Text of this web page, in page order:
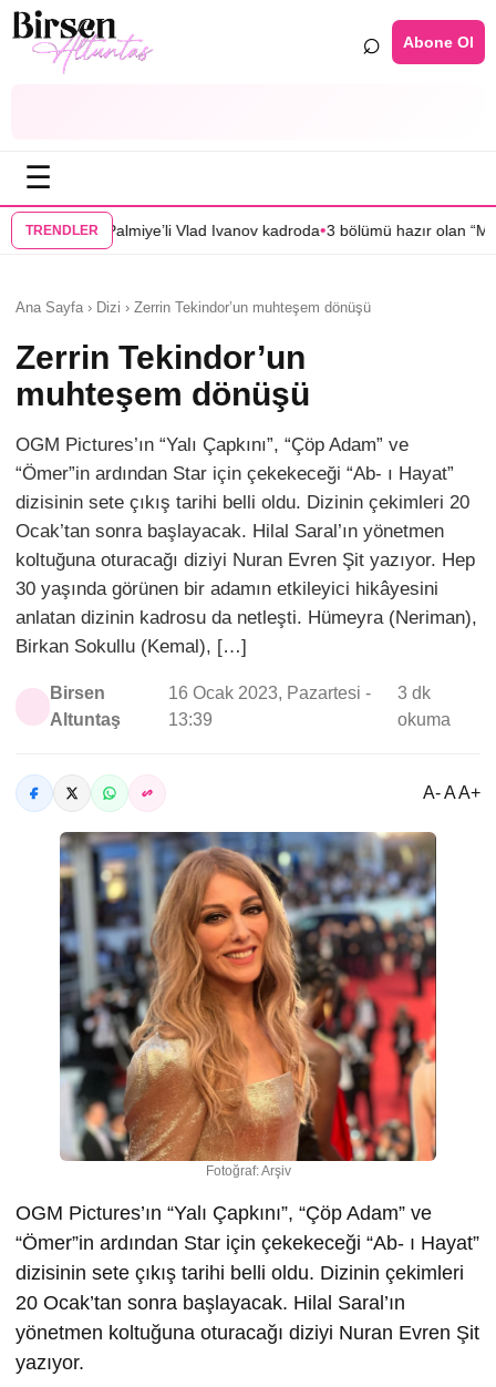
⌕ Abone Ol
☰
TRENDLER
Vlad Ivanov kadroda•3 bölümü hazır olan “Mercan Köşk”ün afişi
Ana Sayfa › Dizi › Zerrin Tekindor’un muhteşem dönüşü
Zerrin Tekindor’un
muhteşem dönüşü
OGM Pictures’ın “Yalı Çapkını”, “Çöp Adam” ve
“Ömer”in ardından Star için çekekeceği “Ab- ı Hayat”
dizisinin sete çıkış tarihi belli oldu. Dizinin çekimleri 20
Ocak’tan sonra başlayacak. Hilal Saral’ın yönetmen
koltuğuna oturacağı diziyi Nuran Evren Şit yazıyor. Hep
30 yaşında görünen bir adamın etkileyici hikâyesini
anlatan dizinin kadrosu da netleşti. Hümeyra (Neriman),
Birkan Sokullu (Kemal), […]
Birsen
Altuntaş
16 Ocak 2023, Pazartesi -
13:39
3 dk
okuma
A- A A+
Fotoğraf: Arşiv
OGM Pictures’ın “Yalı Çapkını”, “Çöp Adam” ve
“Ömer”in ardından Star için çekekeceği “Ab- ı Hayat”
dizisinin sete çıkış tarihi belli oldu. Dizinin çekimleri
20 Ocak’tan sonra başlayacak. Hilal Saral’ın
yönetmen koltuğuna oturacağı diziyi Nuran Evren Şit
yazıyor.